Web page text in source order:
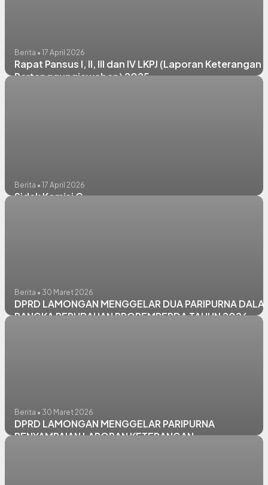
Berita • 17 April 2026
Rapat Pansus I, II, III dan IV LKPJ (Laporan Keterangan
Pertanggungjawaban) 2025
Berita • 17 April 2026
Sidak Komisi C
Berita • 30 Maret 2026
DPRD LAMONGAN MENGGELAR DUA PARIPURNA
RANGKA PERUBAHAN PROPEMPERDA TAHUN 2026
Berita • 30 Maret 2026
DPRD LAMONGAN MENGGELAR PARIPURNA
PENYAMPAIAN LAPORAN KETERANGAN